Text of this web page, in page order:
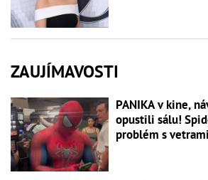
ZAUJÍMAVOSTI
PANIKA v kine,
opustili sálu!
problém s vetrami